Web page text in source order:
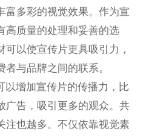
富多彩的视觉效果。作为宣
高质量的处理和妥善的选
以使宣传片更具吸引力，
与品牌之间的联系。
以增加宣传片的传播力，比
广告，吸引更多的观众。共
注也越多。不仅依靠视觉素